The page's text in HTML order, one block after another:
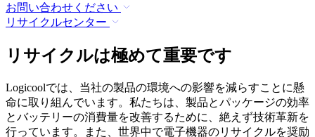
お問い合わせください
リサイクルセンター
リサイクルは極めて重要です
Logicoolでは、当社の製品の環境への影響を減らすことに懸
命に取り組んでいます。私たちは、製品とパッケージの効率
とバッテリーの消費量を改善するために、絶えず技術革新を
行っています。また、世界中で電子機器のリサイクルを奨励